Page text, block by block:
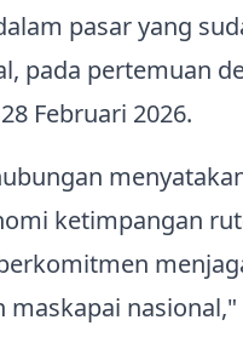
pasar yang
pada pertemuan
Februari 2026.
ketimpangan